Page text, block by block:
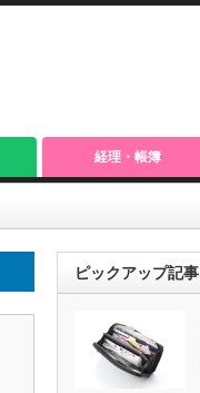
経理・帳簿
ピックアップ記事